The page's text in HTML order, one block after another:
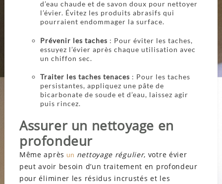
d’eau chaude et de savon doux pour nettoyer
l’évier. Évitez les produits abrasifs qui
pourraient endommager la surface.
Prévenir les taches : Pour éviter les taches,
essuyez l’évier après chaque utilisation avec
un chiffon sec.
Traiter les taches tenaces : Pour les taches
persistantes, appliquez une pâte de
bicarbonate de soude et d’eau, laissez agir
puis rincez.
Assurer un nettoyage en
profondeur
Même après un nettoyage régulier, votre évier
peut avoir besoin d’un traitement en profondeur
pour éliminer les résidus incrustés et les